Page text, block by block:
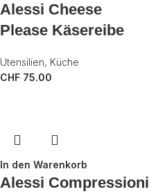
Alessi Cheese
Please Käsereibe
Utensilien, Küche
CHF 75.00
In den Warenkorb
Alessi Compressioni